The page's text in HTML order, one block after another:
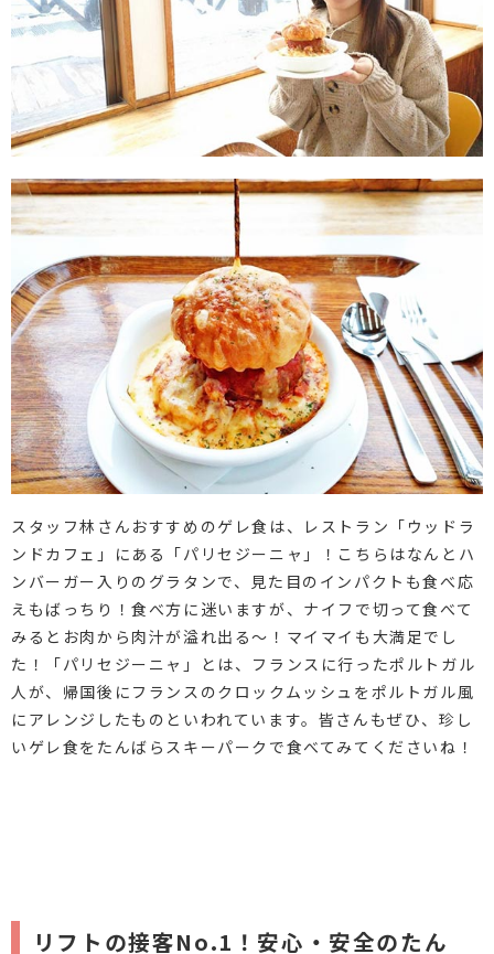
スタッフ林さんおすすめのゲレ食は、レストラン「ウッドラ
ンドカフェ」にある「パリセジーニャ」！こちらはなんとハ
ンバーガー入りのグラタンで、見た目のインパクトも食べ応
えもばっちり！食べ方に迷いますが、ナイフで切って食べて
みるとお肉から肉汁が溢れ出る～！マイマイも大満足でし
た！「パリセジーニャ」とは、フランスに行ったポルトガル
人が、帰国後にフランスのクロックムッシュをポルトガル風
にアレンジしたものといわれています。皆さんもぜひ、珍し
いゲレ食をたんばらスキーパークで食べてみてくださいね！
リフトの接客No.1！安心・安全のたん